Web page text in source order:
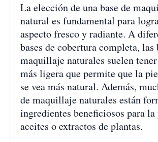
La elección de una base de
natural es fundamental para
aspecto fresco y radiante. A
bases de cobertura completa, las
maquillaje naturales suelen
más ligera que permite que la
se vea más natural. Además,
de maquillaje naturales están
ingredientes beneficiosos para
aceites o extractos de plantas.